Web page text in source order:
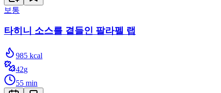
보통
타히니 소스를 곁들인 팔라펠 랩
985 kcal
42g
55 min